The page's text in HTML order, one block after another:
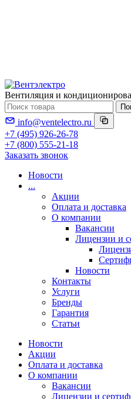
Вентиляция и
info@ventelectro.ru
+7 (495) 926-26-78
+7 (800) 555-21-18
Заказать звонок
Новости
...
Акции
Оплата и доставка
О компании
Вакансии
Лицензии и
Новости
Контакты
Услуги
Бренды
Гарантия
Статьи
Новости
Акции
Оплата и доставка
О компании
Вакансии
Лицензии и